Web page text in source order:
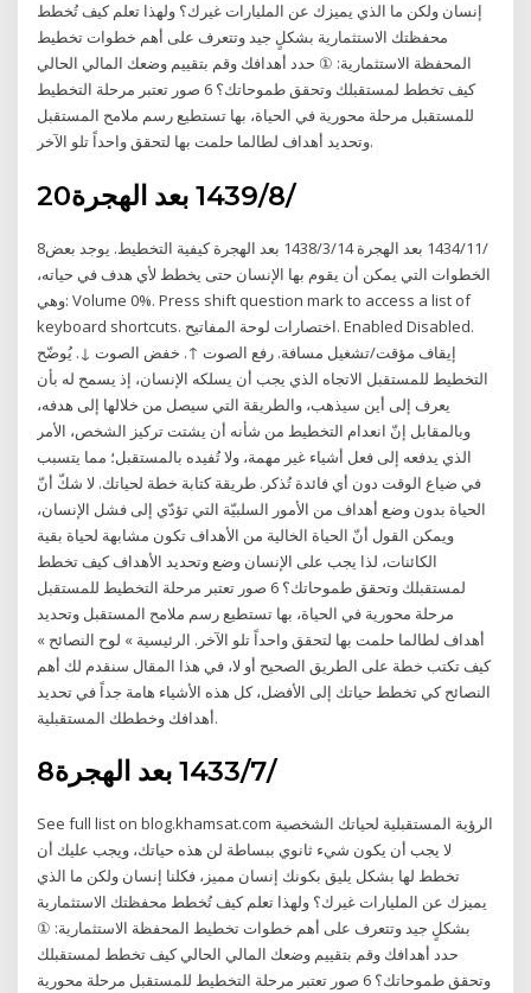
إنسان ولكن ما الذي يميزك عن المليارات غيرك؟ ولهذا تعلم كيف تُخطط
محفظتك الاستثمارية بشكلٍ جيد وتتعرف على أهم خطوات تخطيط
المحفظة الاستثمارية: ① حدد أهدافك وقم بتقييم وضعك المالي الحالي
كيف تخطط لمستقبلك وتحقق طموحاتك؟ 6 صور تعتبر مرحلة التخطيط
للمستقبل مرحلة محورية في الحياة، بها تستطيع رسم ملامح المستقبل
وتحديد أهداف لطالما حلمت بها لتحقق واحداً تلو الآخر.
20‏‏/8‏‏/1439 بعد الهجرة
8‏‏/11‏‏/1434 بعد الهجرة 14‏‏/3‏‏/1438 بعد الهجرة كيفية التخطيط. يوجد بعض
الخطوات التي يمكن أن يقوم بها الإنسان حتى يخطط لأي هدف في حياته،
وهي: Volume 0%. Press shift question mark to access a list of
keyboard shortcuts. اختصارات لوحة المفاتيح. Enabled Disabled.
إيقاف مؤقت/تشغيل ‏مسافة. رفع الصوت ↑. خفض الصوت ↓. يُوضّح
التخطيط للمستقبل الاتجاه الذي يجب أن يسلكه الإنسان، إذ يسمح له بأن
يعرف إلى أين سيذهب، والطريقة التي سيصل من خلالها إلى هدفه،
وبالمقابل إنّ انعدام التخطيط من شأنه أن يشتت تركيز الشخص، الأمر
الذي يدفعه إلى فعل أشياء غير مهمة، ولا تُفيده بالمستقبل؛ مما يتسبب
في ضياع الوقت دون أي فائدة تُذكر. طريقة كتابة خطة لحياتك. لا شكّ أنّ
الحياة بدون وضع أهداف من الأمور السلبيّة التي تؤدّي إلى فشل الإنسان،
ويمكن القول أنّ الحياة الخالية من الأهداف تكون مشابهة لحياة بقية
الكائنات، لذا يجب على الإنسان وضع وتحديد الأهداف كيف تخطط
لمستقبلك وتحقق طموحاتك؟ 6 صور تعتبر مرحلة التخطيط للمستقبل
مرحلة محورية في الحياة، بها تستطيع رسم ملامح المستقبل وتحديد
أهداف لطالما حلمت بها لتحقق واحداً تلو الآخر. الرئيسية » لوح النصائح »
كيف تكتب خطة على الطريق الصحيح أو لا، في هذا المقال سنقدم لك أهم
النصائح كي تخطط حياتك إلى الأفضل، كل هذه الأشياء هامة جداً في تحديد
أهدافك وخططك المستقبلية.
8‏‏/7‏‏/1433 بعد الهجرة
See full list on blog.khamsat.com الرؤية المستقبلية لحياتك الشخصية
لا يجب أن يكون شيء ثانوي ببساطة لن هذه حياتك، ويجب عليك أن
تخطط لها بشكل يليق بكونك إنسان مميز، فكلنا إنسان ولكن ما الذي
يميزك عن المليارات غيرك؟ ولهذا تعلم كيف تُخطط محفظتك الاستثمارية
بشكلٍ جيد وتتعرف على أهم خطوات تخطيط المحفظة الاستثمارية: ①
حدد أهدافك وقم بتقييم وضعك المالي الحالي كيف تخطط لمستقبلك
وتحقق طموحاتك؟ 6 صور تعتبر مرحلة التخطيط للمستقبل مرحلة محورية